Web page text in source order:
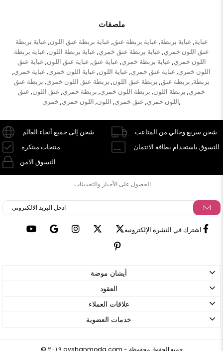
ملصقات
عباية, عباية بربطة, عباية بربطة عنق, عباية بربطة عنق اللون, عباية بربطة
عنق اللون خمري, عباية بربطة عنق خمري, عباية بربطة اللون, عباية بربطة
اللون خمري, عباية بربطة خمري, عباية عنق, عباية عنق اللون, عباية عنق
اللون خمري, عباية عنق خمري, عباية اللون, عباية اللون خمري, عباية خمري,
بربطة, بربطة عنق, بربطة عنق اللون, بربطة عنق اللون خمري, بربطة عنق
خمري, بربطة اللون, بربطة اللون خمري, بربطة خمري, عنق اللون, عنق
اللون خمري, عنق خمري, اللون, اللون خمري, خمري ,
شحن إلى جميع أنحاء العالم
شحن سريع وخالي من المتاعب
منتجات مبتكرة
التسوق باستخدام بطاقة الائتمان
التسوق الآمن
الحصول على الأخبار والتحديثات.
اشترك في النشرة الإلكترونية
أيشان موضة
العقود
علاقات العملاء
خدمات العضوية
٢٠١٩